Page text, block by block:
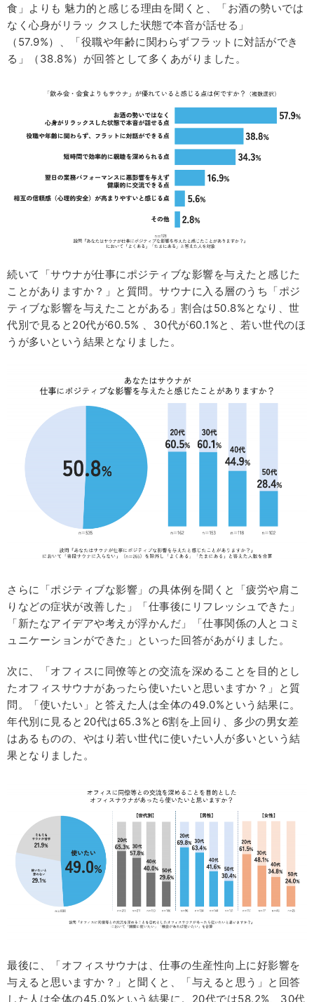
食」よりも 魅力的と感じる理由を聞くと、「お酒の勢いでは
なく心身がリラッ クスした状態で本音が話せる」
（57.9%）、「役職や年齢に関わらずフラットに対話ができ
る」（38.8%）が回答として多くあがりました。
続いて「サウナが仕事にポジティブな影響を与えたと感じた
ことがありますか？」と質問。サウナに入る層のうち「ポジ
ティブな影響を与えたことがある」割合は50.8%となり、世
代別で見ると20代が60.5% 、30代が60.1%と、若い世代のほ
うが多いという結果となりました。
さらに「ポジティブな影響」の具体例を聞くと「疲労や肩こ
りなどの症状が改善した」「仕事後にリフレッシュできた」
「新たなアイデアや考えが浮かんだ」「仕事関係の人とコミ
ュニケーションができた」といった回答があがりました。
次に、「オフィスに同僚等との交流を深めることを目的とし
たオフィスサウナがあったら使いたいと思いますか？」と質
問。「使いたい」と答えた人は全体の49.0%という結果に。
年代別に見ると20代は65.3%と6割を上回り、多少の男女差
はあるものの、やはり若い世代に使いたい人が多いという結
果となりました。
最後に、「オフィスサウナは、仕事の生産性向上に好影響を
与えると思いますか？」と聞くと、「与えると思う」と回答
した人は全体の45.0%という結果に。20代では58.2%、30代